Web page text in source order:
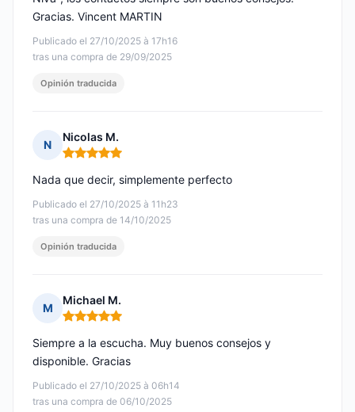
Publicado el 27/10/2025 à 17h16
tras una compra de 29/09/2025
Gracias. Vincent MARTIN
Opinión traducida
N
Nicolas M.
Nota: 5 de 5
Publicado el 27/10/2025 à 11h23
tras una compra de 14/10/2025
Nada que decir, simplemente perfecto
Opinión traducida
M
Michael M.
Nota: 5 de 5
Publicado el 27/10/2025 à 06h14
tras una compra de 06/10/2025
Siempre a la escucha. Muy buenos consejos y
disponible. Gracias